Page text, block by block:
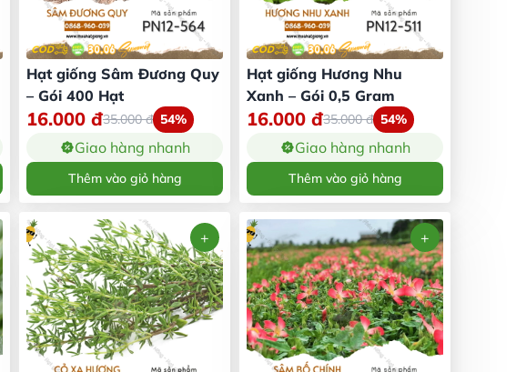
Hạt giống Sâm Đương Quy
– Gói 400 Hạt
16.000 đ35.000đ 54%
Giao hàng nhanh
Thêm vào giỏ hàng
Hạt giống Hương Nhu
Xanh – Gói 0,5 Gram
16.000 đ35.000đ 54%
Giao hàng nhanh
Thêm vào giỏ hàng